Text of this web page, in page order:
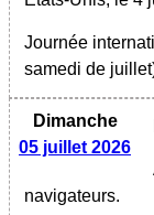
Journée
samedi de
Dimanche
05 juillet 2026
navigateurs.